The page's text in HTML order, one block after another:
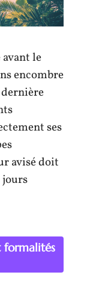
le
encombre
ses
avisé doit
jours
formalités